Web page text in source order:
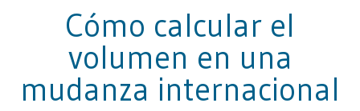
Cómo calcular el
volumen en una
mudanza internacional